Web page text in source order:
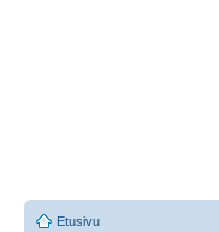
Etusivu